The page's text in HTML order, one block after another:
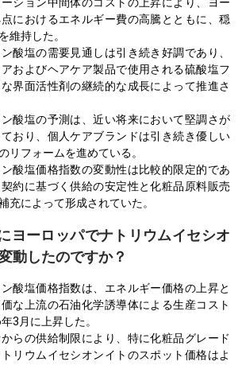
ション中間体のコストの上昇により、ヨー
におけるエネルギー費の高騰とともに、穏
維持した。
酸塩の需要見通しは引き続き好調であり、
およびヘアケア製品で使用される硫酸塩フ
界面活性剤の継続的な成長によって推進さ
酸塩の予測は、近い将来において堅調さが
おり、個人ケアブランドは引き続き優しい
リフォームを進めている。
酸塩価格指数の変動性は比較的限定的であ
約に基づく供給の安定性と化粧品原料販売
充によって形成されていた。
ヨーロッパでナトリウムイセシオ
動したのですか？
酸塩価格指数は、エネルギー価格の上昇と
な上流の石油化学誘導体による生産コスト
3月に上昇した。
らの供給制限により、特に化粧品グレード
リウムイセシオンイトのスポット価格はよ